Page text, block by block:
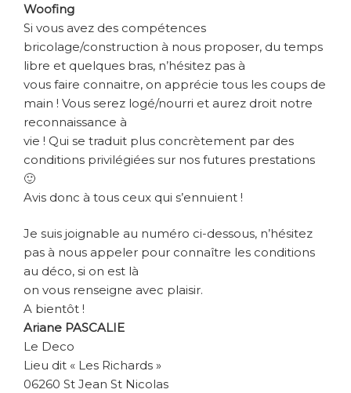
Woofing
Si vous avez des compétences
bricolage/construction à nous proposer, du temps
libre et quelques bras, n’hésitez pas à
vous faire connaitre, on apprécie tous les coups de
main ! Vous serez logé/nourri et aurez droit notre
reconnaissance à
vie ! Qui se traduit plus concrètement par des
conditions privilégiées sur nos futures prestations
🙂
Avis donc à tous ceux qui s’ennuient !
Je suis joignable au numéro ci-dessous, n’hésitez
pas à nous appeler pour connaître les conditions
au déco, si on est là
on vous renseigne avec plaisir.
A bientôt !
Ariane PASCALIE
Le Deco
Lieu dit « Les Richards »
06260 St Jean St Nicolas